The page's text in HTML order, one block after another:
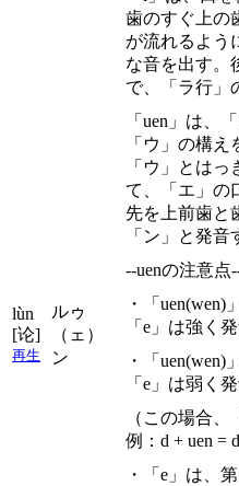
lùn
[论]
再生
ルゥ
（ェ）
ン
歯のすぐ上の
が流れるよう
な音を出す。
で、「ラ行」
「uen」は、
「ウ」の構
「ウ」とは
て、「エ」の
先を上前歯と
「ン」と発音
--uenの注意点
・「uen(wen)
「e」は強く
・「uen(wen)
「e」は弱く
（この場合、
例：d + uen =
・「e」は、